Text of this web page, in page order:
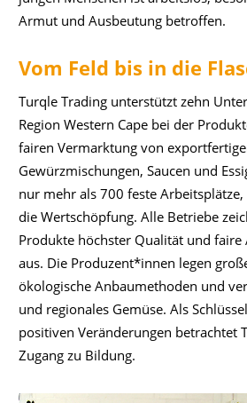
Armut und Ausbeutung betroffen.
Vom Feld bis in die
Turqle Trading unterstützt zehn
Region Western Cape bei der
fairen Vermarktung von
Gewürzmischungen, Saucen und
nur mehr als 700 feste
die Wertschöpfung. Alle Betriebe
Produkte höchster Qualität und faire
aus. Die Produzent*innen legen
ökologische Anbaumethoden und
und regionales Gemüse. Als
positiven Veränderungen betrachtet
Zugang zu Bildung.